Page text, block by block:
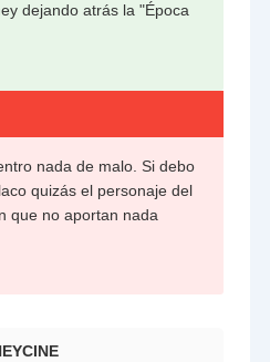
dejando atrás la "Época
nada de malo. Si debo
quizás el personaje del
que no aportan nada